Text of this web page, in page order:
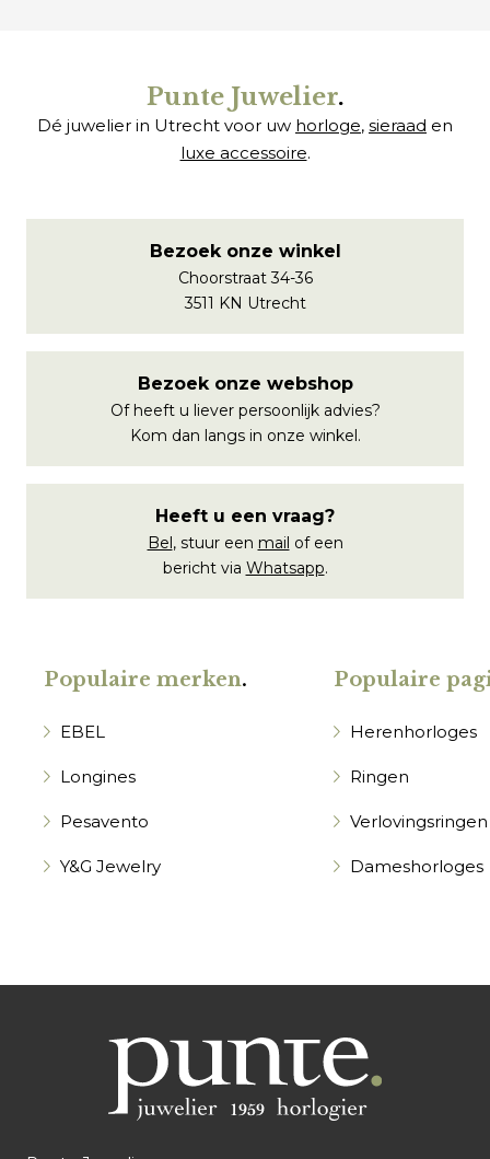
Punte Juwelier.
Dé juwelier in Utrecht voor uw horloge, sieraad en
luxe accessoire.
Bezoek onze winkel
Choorstraat 34-36
3511 KN Utrecht
Bezoek onze webshop
Of heeft u liever persoonlijk advies?
Kom dan langs in onze winkel.
Heeft u een vraag?
Bel, stuur een mail of een
bericht via Whatsapp.
Populaire merken.
EBEL
Longines
Pesavento
Y&G Jewelry
Populaire
Herenhorloges
Ringen
Verlovingsringen
Dameshorloges